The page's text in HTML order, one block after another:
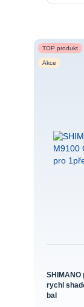
TOP produkt
Akce
SHIMANO
rychl
bal